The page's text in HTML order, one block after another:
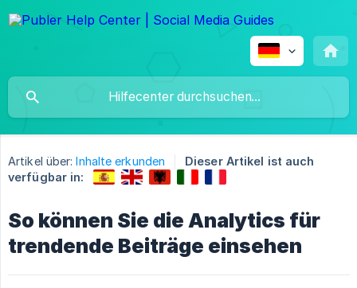
Artikel über: Inhalte erkunden
Dieser Artikel ist auch
verfügbar in:
So können Sie die Analytics für
trendende Beiträge einsehen